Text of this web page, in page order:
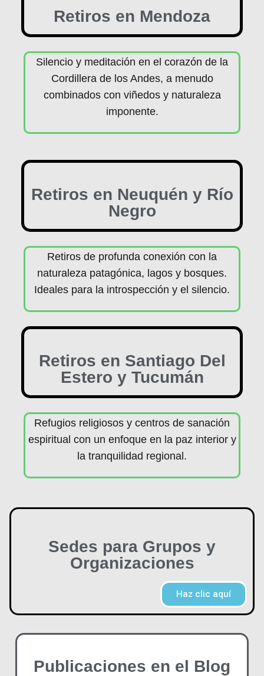
Retiros en Mendoza
Silencio y meditación en el corazón de la
Cordillera de los Andes, a menudo
combinados con viñedos y naturaleza
imponente.
Retiros en Neuquén y Río
Negro
Retiros de profunda conexión con la
naturaleza patagónica, lagos y bosques.
Ideales para la introspección y el silencio.
Retiros en Santiago Del
Estero y Tucumán
Refugios religiosos y centros de sanación
espiritual con un enfoque en la paz interior y
la tranquilidad regional.
Sedes para Grupos y
Organizaciones
Haz clic aquí
Publicaciones en el Blog